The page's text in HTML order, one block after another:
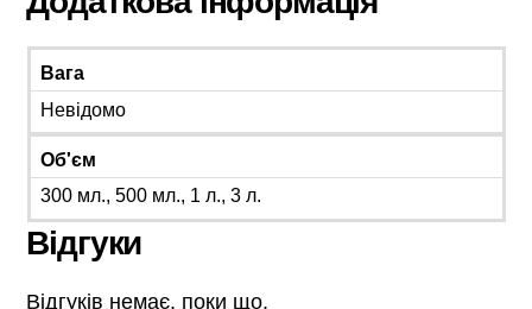
Вага
Невідомо
Об'єм
300 мл., 500 мл., 1 л., 3 л.
Відгуки
Відгуків немає, поки що.